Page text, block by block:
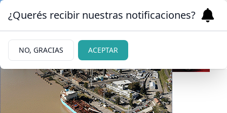
11/02/2025
¿Querés recibir nuestras notificaciones?
NO, GRACIAS ACEPTAR